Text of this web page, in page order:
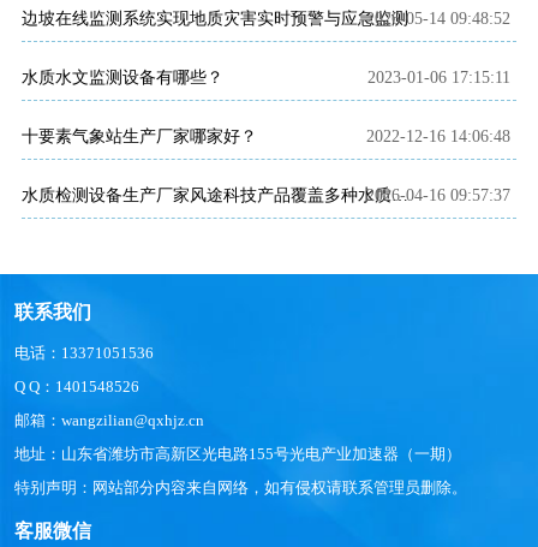
边坡在线监测系统实现地质灾害实时预警与应急监测2026-05-14 09:48:52
水质水文监测设备有哪些？ 2023-01-06 17:15:11
​十要素气象站生产厂家哪家好？ 2022-12-16 14:06:48
水质检测设备生产厂家风途科技产品覆盖多种水质监测需求
2026-04-16 09:57:37
联系我们
电话：13371051536
Q Q：1401548526
邮箱：wangzilian@qxhjz.cn
地址：山东省潍坊市高新区光电路155号光电产业加速器（一期）
特别声明：网站部分内容来自网络，如有侵权请联系管理员删除。
客服微信